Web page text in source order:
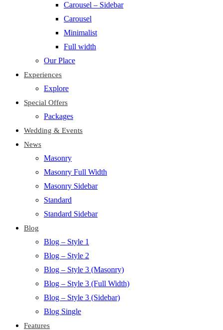
Carousel – Sidebar
Carousel
Minimalist
Full width
Our Place
Experiences
Explore
Special Offers
Packages
Wedding & Events
News
Masonry
Masonry Full Width
Masonry Sidebar
Standard
Standard Sidebar
Blog
Blog – Style 1
Blog – Style 2
Blog – Style 3 (Masonry)
Blog – Style 3 (Full Width)
Blog – Style 3 (Sidebar)
Blog Single
Features